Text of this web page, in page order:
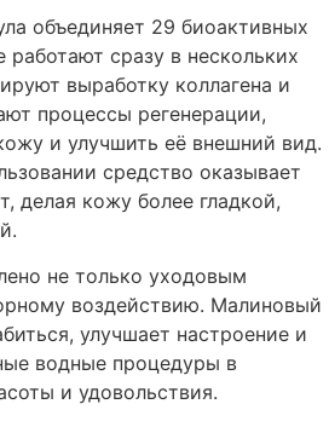
объединяет 29 биоактивных
сразу в нескольких
выработку коллагена и
процессы регенерации,
и улучшить её внешний вид.
средство оказывает
делая кожу более гладкой,
не только уходовым
воздействию. Малиновый
улучшает настроение и
водные процедуры в
и удовольствия.